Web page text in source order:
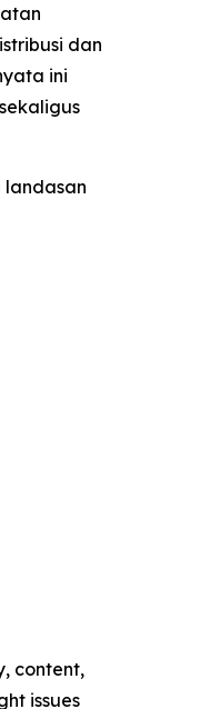
dan
ini
landasan
content,
issues